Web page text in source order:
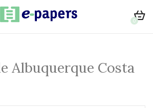
0
Albuquerque Costa